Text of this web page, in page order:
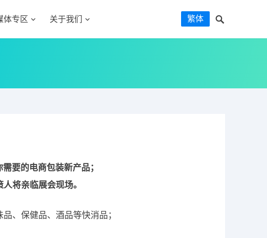
体专区 关于我们 繁体
要的电商包装新产品；
将亲临展会现场。
、保健品、酒品等快消品；